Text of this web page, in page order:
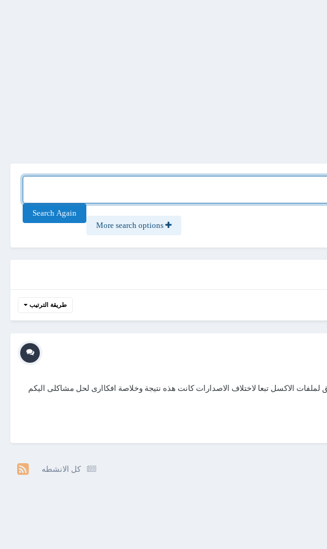
Search Again
طريقة الترتيب
الاكسل تبعا لاختلاف الاصدارات كانت هذه نتيجة وخلاصة افكاارى لحل مشاكلى اليكم
كل الانشطه